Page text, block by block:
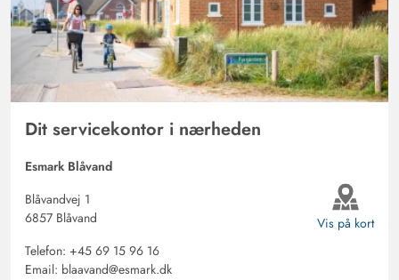
Dit servicekontor i nærheden
Esmark Blåvand
Blåvandvej 1
6857 Blåvand
Telefon: +45 69 15 96 16
Email: blaavand@esmark.dk
Vis på kort